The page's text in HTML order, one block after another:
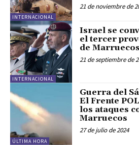
INTERNACIONAL
21 de noviembre de
INTERNACIONAL
Israel se
el tercer
de Marruecos
21 de septiembre de
ÚLTIMA HORA
Guerra del
El Frente
los ataques
Marruecos
27 de julio de 2024